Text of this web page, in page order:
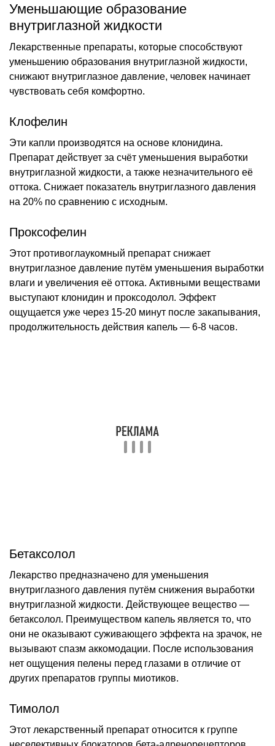
Уменьшающие образование
внутриглазной жидкости
Лекарственные препараты, которые способствуют
уменьшению образования внутриглазной жидкости,
снижают внутриглазное давление, человек начинает
чувствовать себя комфортно.
Клофелин
Эти капли производятся на основе клонидина.
Препарат действует за счёт уменьшения выработки
внутриглазной жидкости, а также незначительного её
оттока. Снижает показатель внутриглазного давления
на 20% по сравнению с исходным.
Проксофелин
Этот противоглаукомный препарат снижает
внутриглазное давление путём уменьшения выработки
влаги и увеличения её оттока. Активными веществами
выступают клонидин и проксодолол. Эффект
ощущается уже через 15-20 минут после закапывания,
продолжительность действия капель — 6-8 часов.
Бетаксолол
Лекарство предназначено для уменьшения
внутриглазного давления путём снижения выработки
внутриглазной жидкости. Действующее вещество —
бетаксолол. Преимуществом капель является то, что
они не оказывают суживающего эффекта на зрачок, не
вызывают спазм аккомодации. После использования
нет ощущения пелены перед глазами в отличие от
других препаратов группы миотиков.
Тимолол
Этот лекарственный препарат относится к группе